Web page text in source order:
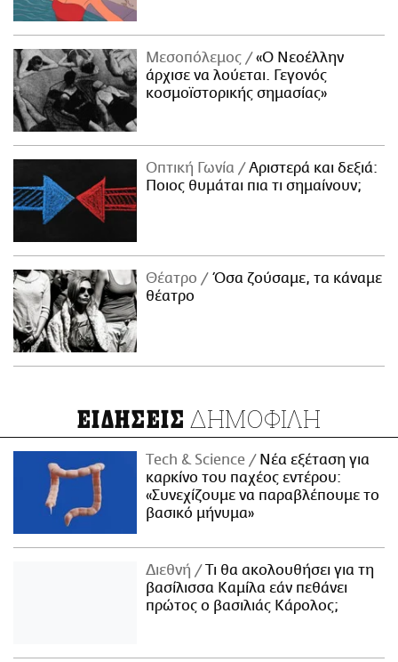
Μεσοπόλεμος
«Ο Νεοέλλην
άρχισε να λούεται. Γεγονός
κοσμοϊστορικής σημασίας»
Οπτική Γωνία
Αριστερά και δεξιά:
Ποιος θυμάται πια τι σημαίνουν;
Θέατρο
Όσα ζούσαμε, τα κάναμε
θέατρο
ΕΙΔΗΣΕΙΣ ΔΗΜΟΦΙΛΗ
Τech & Science
Νέα εξέταση για
καρκίνο του παχέος εντέρου:
«Συνεχίζουμε να παραβλέπουμε το
βασικό μήνυμα»
Διεθνή
Τι θα ακολουθήσει για τη
βασίλισσα Καμίλα εάν πεθάνει
πρώτος ο βασιλιάς Κάρολος;